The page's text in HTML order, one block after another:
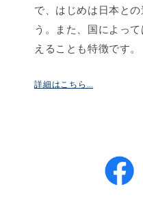
で、はじめは日本と
う。また、国によっ
えることも特徴です。
詳細はこちら…